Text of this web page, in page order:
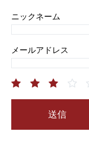
ニックネーム
メールアドレス